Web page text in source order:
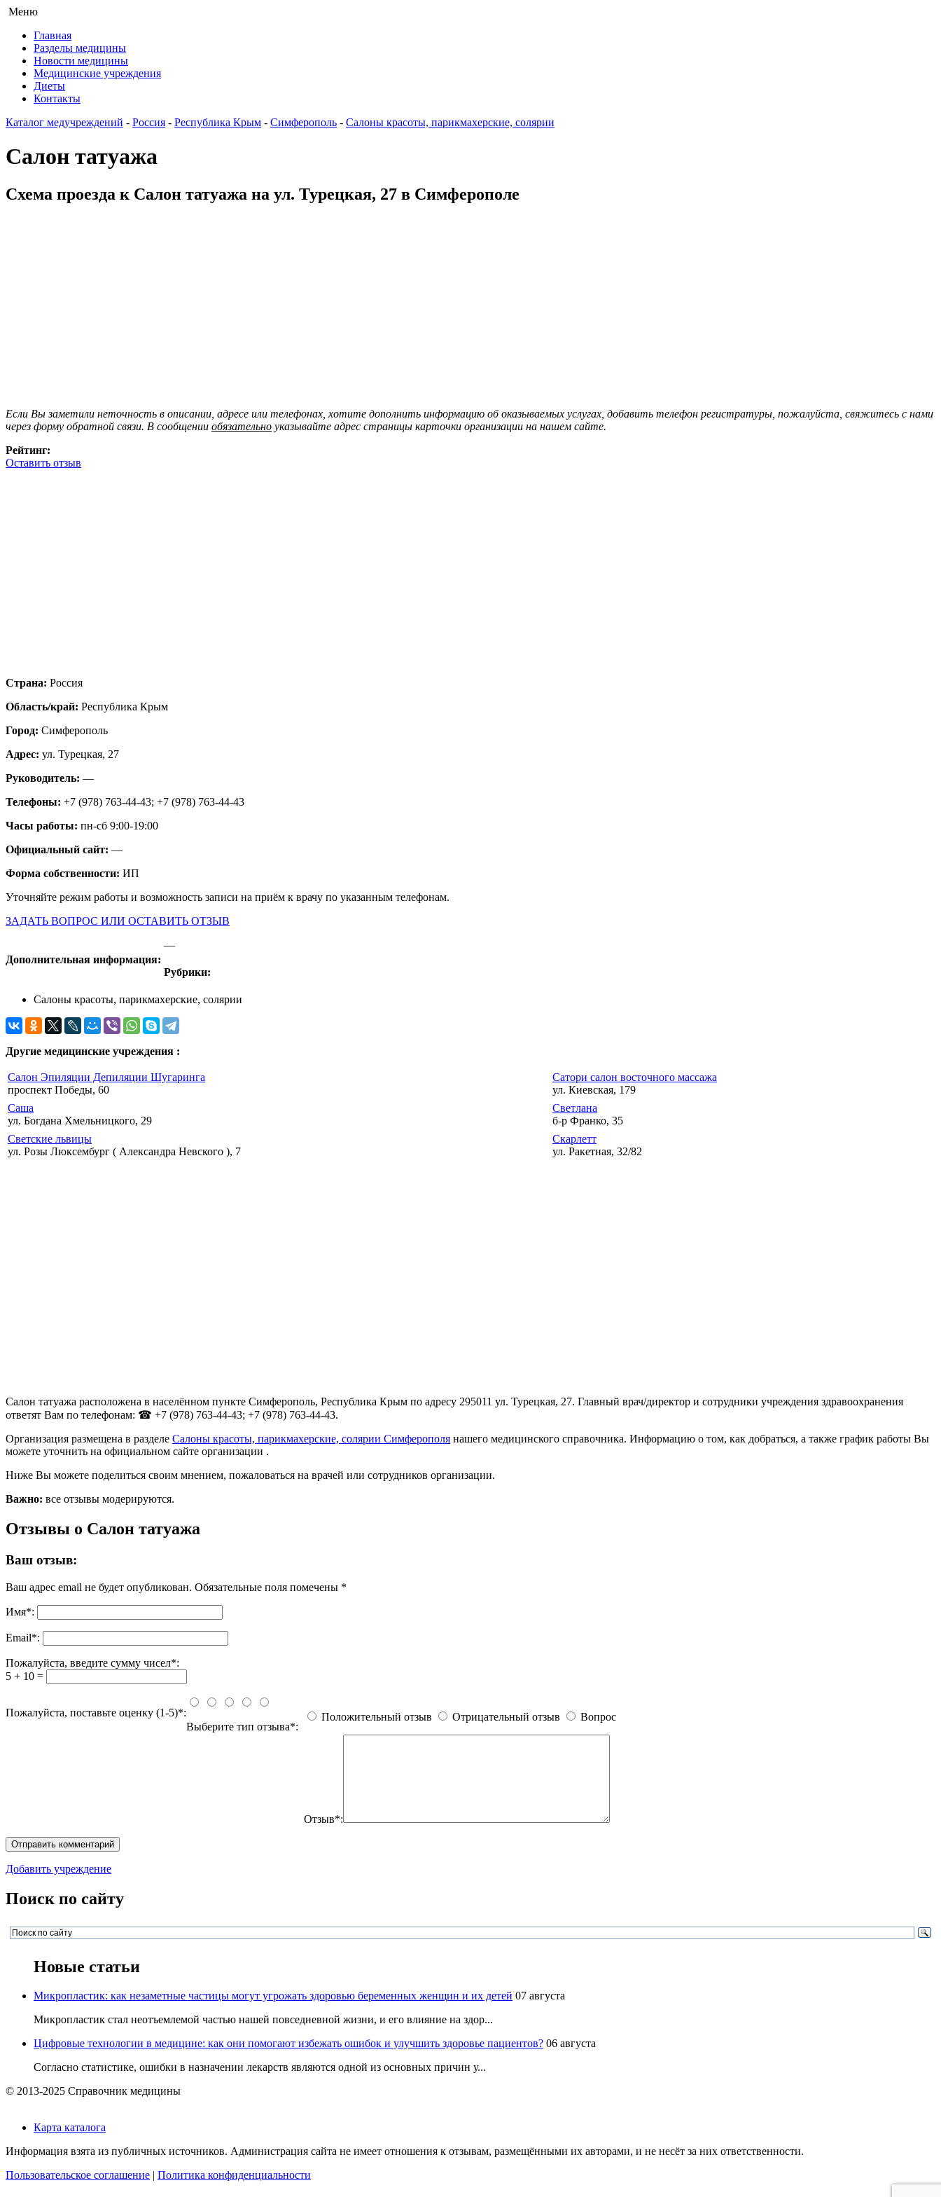
Меню
Главная
Разделы медицины
Новости медицины
Медицинские учреждения
Диеты
Контакты
Каталог медучреждений - Россия - Республика Крым - Симферополь - Салоны красоты, парикмахерские, солярии
Салон татуажа
Схема проезда к Салон татуажа на ул. Турецкая, 27 в Симферополе
Если Вы заметили неточность в описании, адресе или телефонах, хотите дополнить информацию об оказываемых услугах, добавить телефон регистратуры, пожалуйста, свяжитесь с нами
через форму обратной связи. В сообщении обязательно указывайте адрес страницы карточки организации на нашем сайте.
Рейтинг:
Оставить отзыв
Страна: Россия
Область/край: Республика Крым
Город: Симферополь
Адрес: ул. Турецкая, 27
Руководитель: —
Телефоны: +7 (978) 763-44-43; +7 (978) 763-44-43
Часы работы: пн-сб 9:00-19:00
Официальный сайт: —
Форма собственности: ИП
Уточняйте режим работы и возможность записи на приём к врачу по указанным телефонам.
ЗАДАТЬ ВОПРОС ИЛИ ОСТАВИТЬ ОТЗЫВ
Дополнительная информация:
—
Рубрики:
Салоны красоты, парикмахерские, солярии
Другие медицинские учреждения :
Салон Эпиляции Депиляции Шугаринга
проспект Победы, 60
Сатори салон восточного массажа
ул. Киевская, 179
Саша
ул. Богдана Хмельницкого, 29
Светлана
б-р Франко, 35
Светские львицы
ул. Розы Люксембург ( Александра Невского ), 7
Скарлетт
ул. Ракетная, 32/82
Салон татуажа расположена в населённом пункте Симферополь, Республика Крым по адресу 295011 ул. Турецкая, 27. Главный врач/директор и сотрудники учреждения здравоохранения
ответят Вам по телефонам: ☎ +7 (978) 763-44-43; +7 (978) 763-44-43.
Организация размещена в разделе Салоны красоты, парикмахерские, солярии Симферополя нашего медицинского справочника. Информацию о том, как добраться, а также график работы Вы
можете уточнить на официальном сайте организации .
Ниже Вы можете поделиться своим мнением, пожаловаться на врачей или сотрудников организации.
Важно: все отзывы модерируются.
Отзывы о Салон татуажа
Ваш отзыв:
Ваш адрес email не будет опубликован. Обязательные поля помечены *
Имя*:
Email*:
Пожалуйста, введите сумму чисел*:
5 + 10 =
Пожалуйста, поставьте оценку (1-5)*:
Выберите тип отзыва*:
Положительный отзыв Отрицательный отзыв Вопрос
Отзыв*:
Добавить учреждение
Поиск по сайту
Новые статьи
Микропластик: как незаметные частицы могут угрожать здоровью беременных женщин и их детей 07 августа
Микропластик стал неотъемлемой частью нашей повседневной жизни, и его влияние на здор...
Цифровые технологии в медицине: как они помогают избежать ошибок и улучшить здоровье пациентов? 06 августа
Согласно статистике, ошибки в назначении лекарств являются одной из основных причин у...
© 2013-2025 Справочник медицины
Карта каталога
Информация взята из публичных источников. Администрация сайта не имеет отношения к отзывам, размещёнными их авторами, и не несёт за них ответственности.
Пользовательское соглашение
Политика конфиденциальности